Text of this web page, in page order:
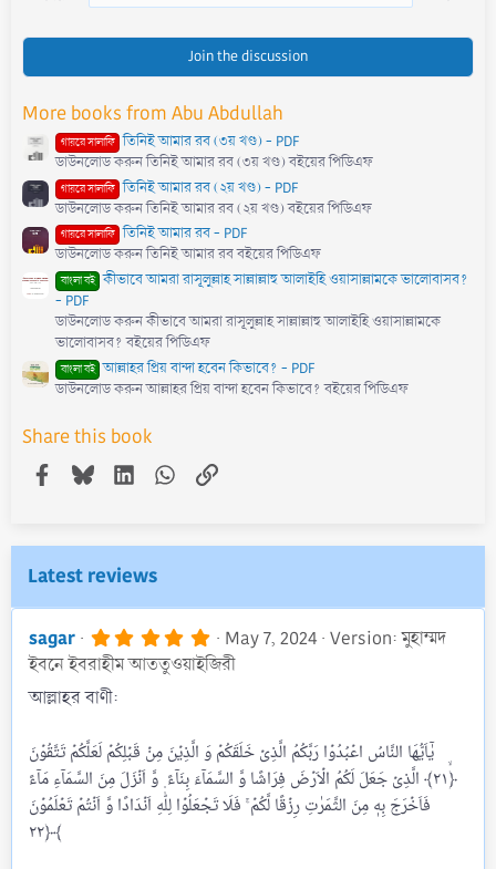
Join the discussion
More books from Abu Abdullah
গায়রে সালাফি তিনিই আমার রব (৩য় খণ্ড) - PDF
ডাউনলোড করুন তিনিই আমার রব (৩য় খণ্ড) বইয়ের পিডিএফ
গায়রে সালাফি তিনিই আমার রব (২য় খণ্ড) - PDF
ডাউনলোড করুন তিনিই আমার রব (২য় খণ্ড) বইয়ের পিডিএফ
গায়রে সালাফি তিনিই আমার রব - PDF
ডাউনলোড করুন তিনিই আমার রব বইয়ের পিডিএফ
বাংলা বই কীভাবে আমরা রাসূলুল্লাহ সাল্লাল্লাহু আলাইহি ওয়াসাল্লামকে ভালোবাসব?
- PDF
ডাউনলোড করুন কীভাবে আমরা রাসূলুল্লাহ সাল্লাল্লাহু আলাইহি ওয়াসাল্লামকে
ভালোবাসব? বইয়ের পিডিএফ
বাংলা বই আল্লাহর প্রিয় বান্দা হবেন কিভাবে? - PDF
ডাউনলোড করুন আল্লাহর প্রিয় বান্দা হবেন কিভাবে? বইয়ের পিডিএফ
Share this book
Facebook
BlueskyLinkedInWhatsApp
Link
Latest reviews
sagar 5
.
0
a
r
(
s
)
May 7, 2024 Version: মুহাম্মদ
ইবনে ইবরাহীম আততুওয়াইজিরী
আল্লাহর বাণী:
یٰۤاَیُّهَا النَّاسُ اعۡبُدُوۡا رَبَّکُمُ الَّذِیۡ خَلَقَکُمۡ وَ الَّذِیۡنَ مِنۡ قَبۡلِکُمۡ لَعَلَّکُمۡ تَتَّقُوۡنَ
﴿ۙ۲۱﴾ الَّذِیۡ جَعَلَ لَکُمُ الۡاَرۡضَ فِرَاشًا وَّ السَّمَآءَ بِنَآءً ۪ وَّ اَنۡزَلَ مِنَ السَّمَآءِ مَآءً
فَاَخۡرَجَ بِهٖ مِنَ الثَّمَرٰتِ رِزۡقًا لَّکُمۡ ۚ فَلَا تَجۡعَلُوۡا لِلّٰهِ اَنۡدَادًا وَّ اَنۡتُمۡ تَعۡلَمُوۡنَ
﴿۲۲﴾